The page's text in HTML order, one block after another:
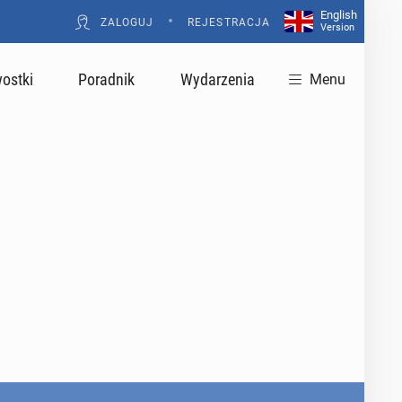
ZALOGUJ • REJESTRACJA
English
Version
Poradnik Wydarzenia Menu